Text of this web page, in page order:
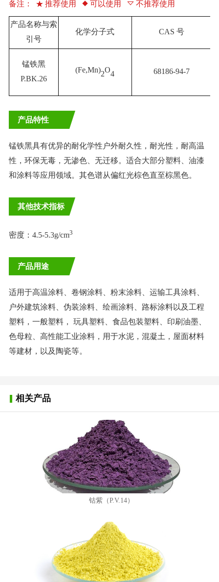
备注： 推荐使用 可以使用 不推荐使用
产品名称与索
引号
化学分子式 CAS 号
锰铁黑
P.BK.26
(Fe,Mn)2O4 68186-94-7
产品特性
锰铁黑具有优异的耐化学性户外耐久性，耐光性，耐高温
性，环保无毒，无渗色、无迁移。适合大部分塑料、油漆
和涂料等应用领域。其色谱从偏红光棕色直至棕黑色。
其他技术指标
密度：4.5-5.3g/cm3
产品用途
适用于高温涂料、卷钢涂料、粉末涂料、运输工具涂料、
户外建筑涂料、伪装涂料、绘画涂料、路标涂料以及工程
塑料，一般塑料， 玩具塑料、食品包装塑料、印刷油墨、
色母粒、高性能工业涂料，用于水泥，混凝土，屋面材料
等建材，以及陶瓷等。
相关产品
钴紫（P.V.14）